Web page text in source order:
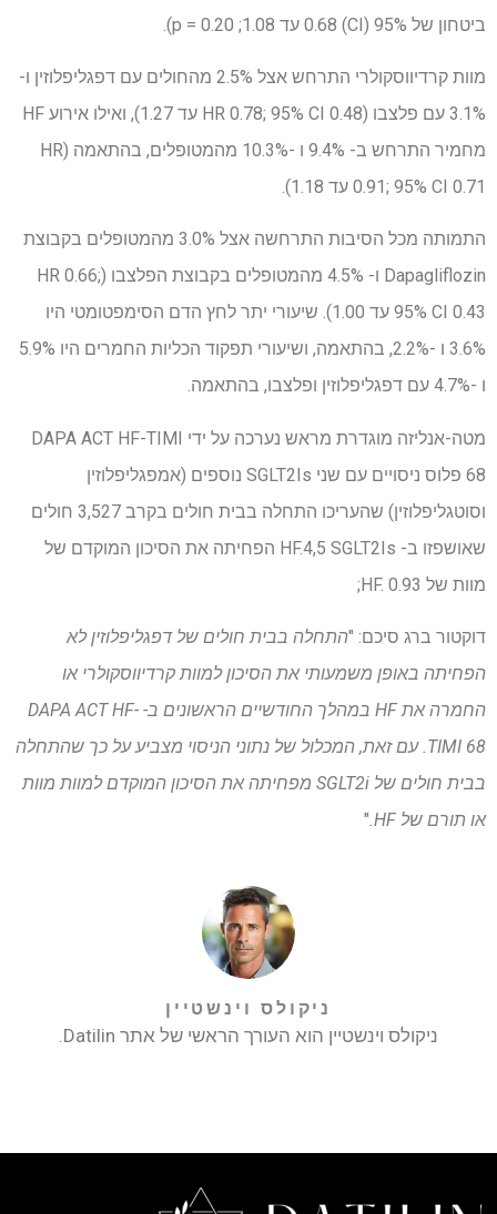
ביטחון של 95% (CI) 0.68 עד 1.08; p = 0.20).
מוות קרדיווסקולרי התרחש אצל 2.5% מהחולים עם דפגליפלוזין ו-
3.1% עם פלצבו (HR 0.78; 95% CI 0.48 עד 1.27), ואילו אירוע HF
מחמיר התרחש ב- 9.4% ו -10.3% מהמטופלים, בהתאמה (HR
0.91; 95% CI 0.71 עד 1.18).
התמותה מכל הסיבות התרחשה אצל 3.0% מהמטופלים בקבוצת
Dapagliflozin ו- 4.5% מהמטופלים בקבוצת הפלצבו (HR 0.66;
95% CI 0.43 עד 1.00). שיעורי יתר לחץ הדם הסימפטומטי היו
3.6% ו -2.2%, בהתאמה, ושיעורי תפקוד הכליות החמרים היו 5.9%
ו -4.7% עם דפגליפלוזין ופלצבו, בהתאמה.
מטה-אנליזה מוגדרת מראש נערכה על ידי DAPA ACT HF-TIMI
68 פלוס ניסויים עם שני SGLT2Is נוספים (אמפגליפלוזין
וסוטגליפלוזין) שהעריכו התחלה בבית חולים בקרב 3,527 חולים
שאושפזו ב- HF.4,5 SGLT2Is הפחיתה את הסיכון המוקדם של
מוות של HF. 0.93;
דוקטור ברג סיכם: "התחלה בבית חולים של דפגליפלוזין לא
הפחיתה באופן משמעותי את הסיכון למוות קרדיווסקולרי או
החמרה את HF במהלך החודשיים הראשונים ב- DAPA ACT HF-
TIMI 68. עם זאת, המכלול של נתוני הניסוי מצביע על כך שהתחלה
בבית חולים של SGLT2i מפחיתה את הסיכון המוקדם למוות מוות
או תורם של HF.
"
ניקולס וינשטיין
ניקולס וינשטיין הוא העורך הראשי של אתר Datilin.